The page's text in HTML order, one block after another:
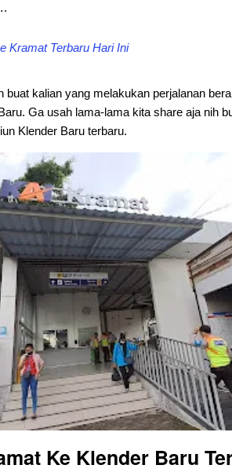
Kramat Terbaru Hari Ini
buat kalian yang melakukan perjalanan
Ga usah lama-lama kita share aja nih
Klender Baru terbaru.
Ke Klender Baru